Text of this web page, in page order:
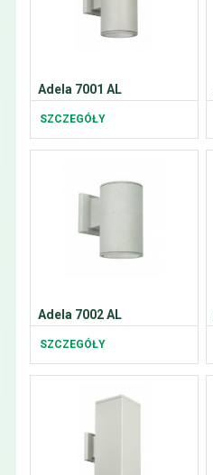
Adela 7001 AL
SZCZEGÓŁY
Adela 7002 AL
SZCZEGÓŁY